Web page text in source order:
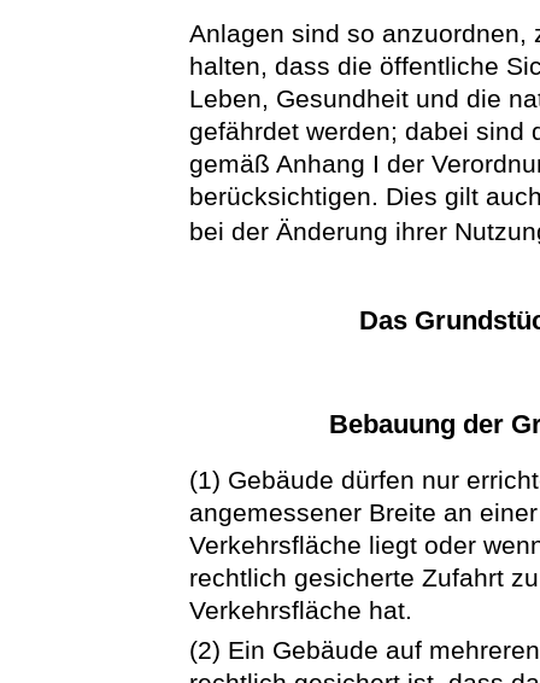
Anlagen sind so anzuordnen,
halten, dass die öffentliche
Leben, Gesundheit und die
gefährdet werden; dabei sind
gemäß Anhang I der
berücksichtigen. Dies gilt
bei der Änderung ihrer
Das
Bebauung der
(1) Gebäude dürfen nur
angemessener Breite an
Verkehrsfläche liegt oder
rechtlich gesicherte Zufahrt
Verkehrsfläche hat.
(2) Ein Gebäude auf